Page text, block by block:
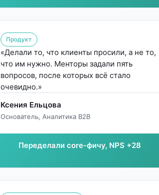
Продукт
«Делали то, что клиенты просили, а не то,
что им нужно. Менторы задали пять
вопросов, после которых всё стало
очевидно.»
Ксения Ельцова
Основатель, Аналитика B2B
Переделали core-фичу, NPS +28